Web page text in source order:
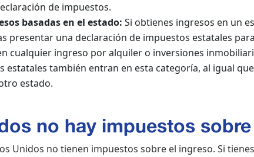
de impuestos.
basadas en el estado: Si obtienes ingresos en un
presentar una declaración de impuestos estatales
cualquier ingreso por alquiler o inversiones
estatales también entran en esta categoría, al igual
estado.
no hay impuestos
Unidos no tienen impuestos sobre el ingreso. Si